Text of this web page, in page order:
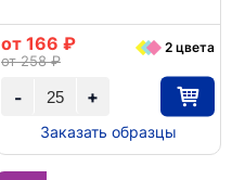
+
-
от 166 ₽
от 258 ₽
2 цвета
Заказать образцы